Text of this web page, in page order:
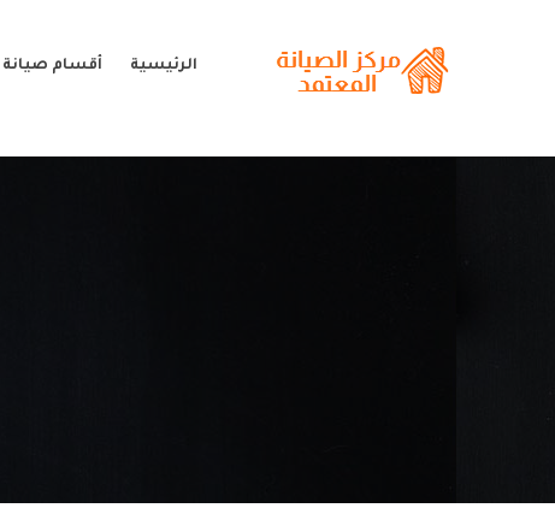
الرئيسية أقسام